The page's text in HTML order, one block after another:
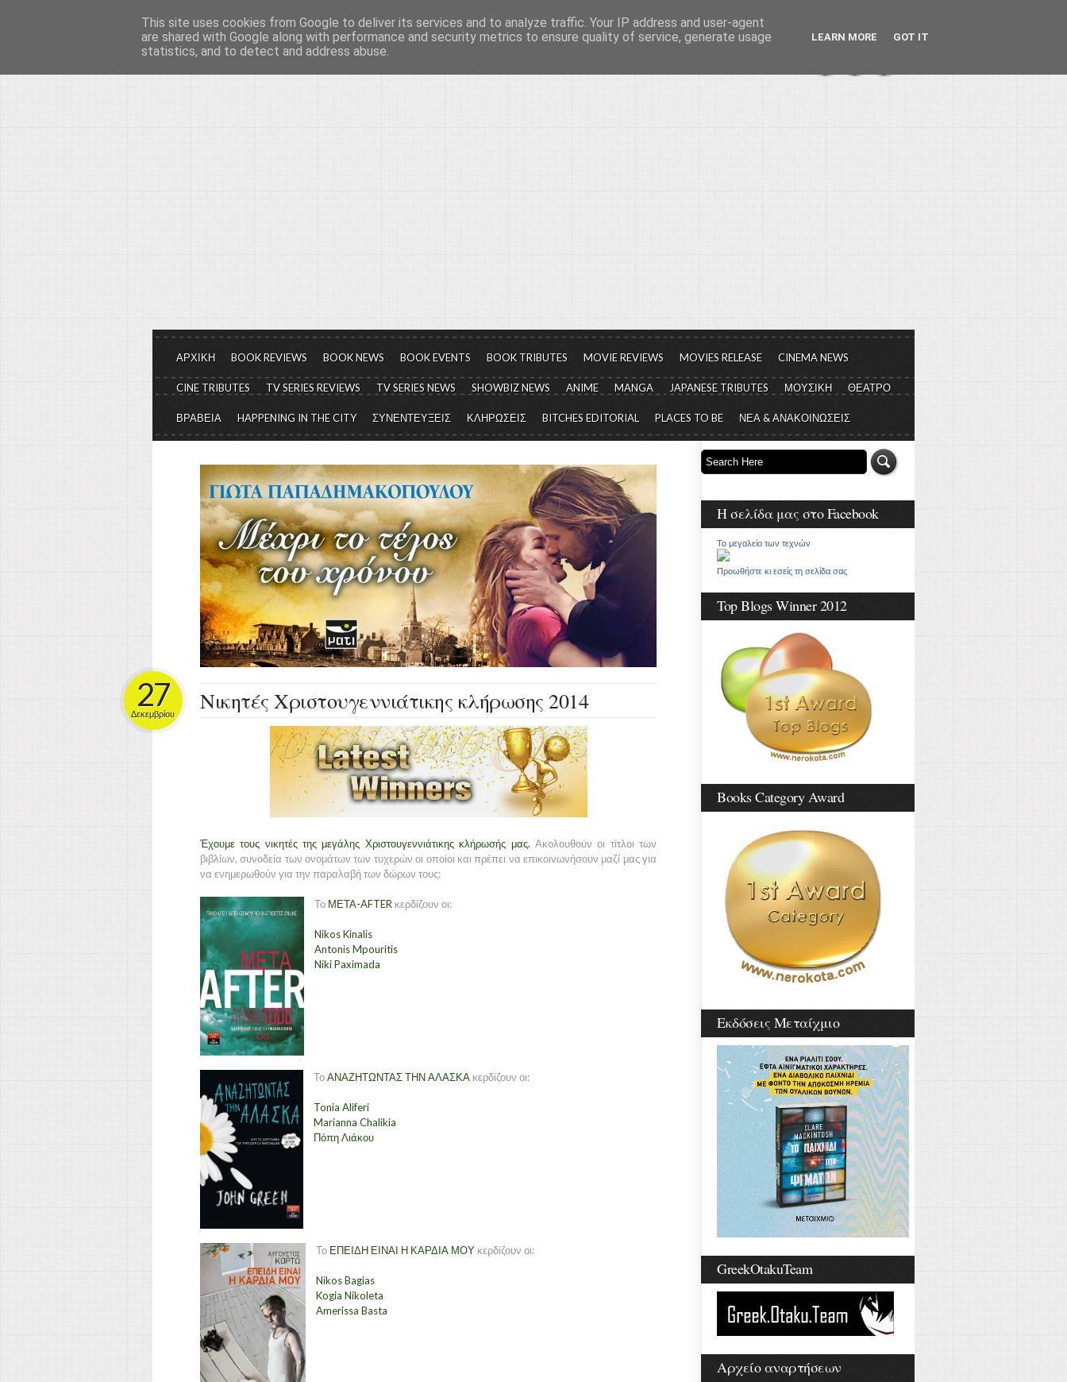
Το μεγαλείο των Τεχνών...
Είμαστε πάντα εδώ για να μιλάμε για τον πολιτισμό, σε κάθε του μορφή και έκταση...
ΑΡΧΙΚΗ BOOK REVIEWS BOOK NEWS BOOK EVENTS BOOK TRIBUTES MOVIE REVIEWS MOVIES RELEASE CINEMA NEWS
CINE TRIBUTES TV SERIES REVIEWS TV SERIES NEWS SHOWBIZ NEWS ANIME MANGA JAPANESE TRIBUTES ΜΟΥΣΙΚΗ ΘΕΑΤΡΟ
ΒΡΑΒΕΙΑ HAPPENING IN THE CITY ΣΥΝΕΝΤΕΥΞΕΙΣ ΚΛΗΡΩΣΕΙΣ BITCHES EDITORIAL PLACES TO BE ΝΕΑ & ΑΝΑΚΟΙΝΩΣΕΙΣ
Νικητές Χριστουγεννιάτικης κλήρωσης 2014
27
Δεκεμβρίου
Έχουμε τους νικητές της μεγάλης Χριστουγεννιάτικης κλήρωσής μας. Ακολουθούν οι τίτλοι των
βιβλίων, συνοδεία των ονομάτων των τυχερών οι οποίοι και πρέπει να επικοινωνήσουν μαζί μας για
να ενημερωθούν για την παραλαβή των δώρων τους:
Το ΜΕΤΑ-AFTER κερδίζουν οι:
Nikos Kinalis
Antonis Mpouritis
Niki Paximada
ΤοΑΝΑΖΗΤΩΝΤΑΣ ΤΗΝ ΑΛΑΣΚΑ κερδίζουν οι:
Tonia Aliferi
Marianna Chalikia
Πόπη Λιάκου
Το ΕΠΕΙΔΗ ΕΙΝΑΙ Η ΚΑΡΔΙΑ ΜΟΥ κερδίζουν οι:
Nikos Bagias
Kogia Nikoleta
Amerissa Basta
Η σελίδα μας στο Facebook
Το μεγαλείο των τεχνών
Προωθήστε κι εσείς τη σελίδα σας
Top Blogs Winner 2012
Books Category Award
Εκδόσεις Μεταίχμιο
GreekOtakuTeam
Αρχείο αναρτήσεων
This site uses cookies from Google to deliver its services and to analyze traffic. Your IP address and user-agent
are shared with Google along with performance and security metrics to ensure quality of service, generate usage
statistics, and to detect and address abuse.
LEARN MORE GOT IT